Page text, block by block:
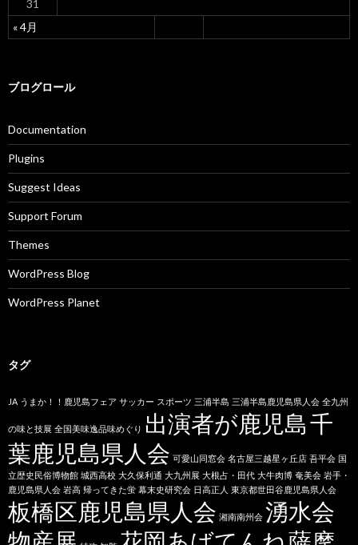
« 4月
31
ブログロール
Documentation
Plugins
Suggest Ideas
Support Forum
Themes
WordPress Blog
WordPress Planet
タグ
JA うまか！！鹿児島フェア サッカー スポーツ 三浦半島 三浦半島鹿児島県人会 全九州
の味と技展 全国美味逸品味めぐり 出演者が鹿児島千
葉鹿児島県人会 可愛山同窓会 名古屋三越星ヶ丘店 吾平会 国
立歴史民俗博物館 城西高校 大久保利通 大九州展 大根占・田代 大牛肉博 奄美会 岩手・
鹿児島県人会 岩高 帰ってきた蛍 幕末史研究会 日高正人 東京都世田谷鹿児島県人会
板橋区鹿児島県人会 湘南南州会 湧水会